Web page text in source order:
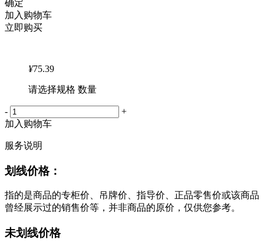
确定
加入购物车
立即购买
¥75.39
请选择规格 数量
-
+
加入购物车
服务说明
划线价格：
指的是商品的专柜价、吊牌价、指导价、正品零售价或该商品
曾经展示过的销售价等，并非商品的原价，仅供您参考。
未划线价格